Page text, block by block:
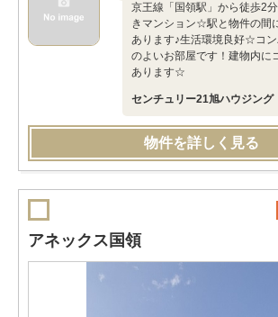
京王線「国領駅」から徒歩2
きマンション☆駅と物件の間
あります♪生活環境良好☆コ
のよいお部屋です！建物内に
あります☆
センチュリー21旭ハウジング
物件を詳しく見る
アネックス国領